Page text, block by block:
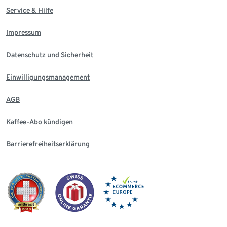
Service & Hilfe
Impressum
Datenschutz und Sicherheit
Einwilligungsmanagement
AGB
Kaffee-Abo kündigen
Barrierefreiheitserklärung